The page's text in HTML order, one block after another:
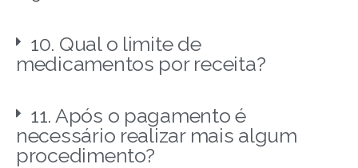
10. Qual o limite de
medicamentos por receita?
11. Após o pagamento é
necessário realizar mais algum
procedimento?